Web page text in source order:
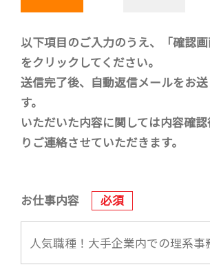
以下項目のご入力のうえ、「確認
をクリックしてください。
送信完了後、自動返信メールをお
す。
いただいた内容に関しては内容確
りご連絡させていただきます。
お仕事内容 必須